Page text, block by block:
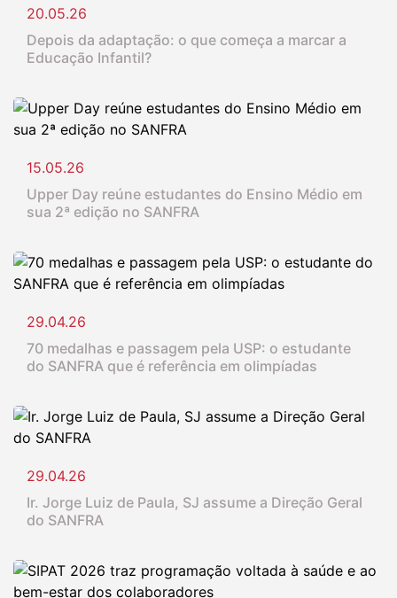
20.05.26
Depois da adaptação: o que começa a marcar a
Educação Infantil?
15.05.26
Upper Day reúne estudantes do Ensino Médio em
sua 2ª edição no SANFRA
29.04.26
70 medalhas e passagem pela USP: o estudante
do SANFRA que é referência em olimpíadas
29.04.26
Ir. Jorge Luiz de Paula, SJ assume a Direção Geral
do SANFRA